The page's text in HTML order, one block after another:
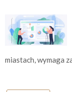
miastach, wymaga